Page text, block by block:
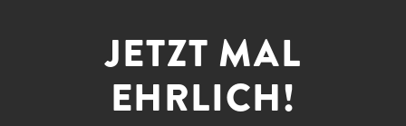
JETZT MAL
EHRLICH!